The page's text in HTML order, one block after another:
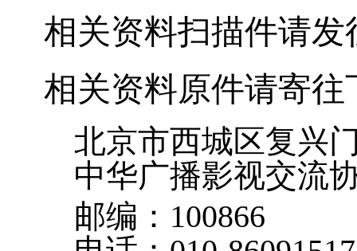
相关资料扫描件请
相关资料原件请寄往
北京市西城区复兴
中华广播影视交流
邮编： 100866